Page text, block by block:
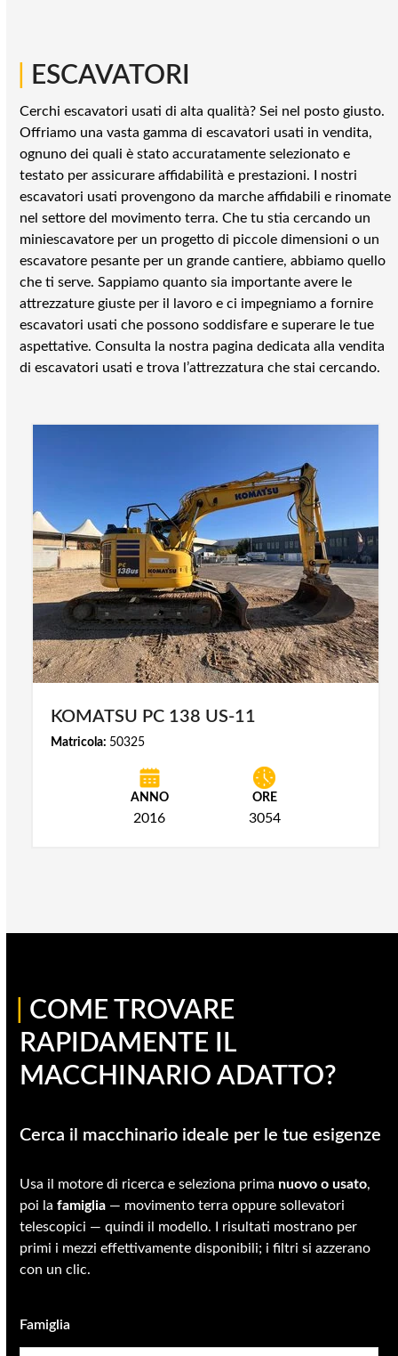
ESCAVATORI
Cerchi escavatori usati di alta qualità? Sei nel posto giusto.
Offriamo una vasta gamma di escavatori usati in vendita,
ognuno dei quali è stato accuratamente selezionato e
testato per assicurare affidabilità e prestazioni. I nostri
escavatori usati provengono da marche affidabili e rinomate
nel settore del movimento terra. Che tu stia cercando un
miniescavatore per un progetto di piccole dimensioni o un
escavatore pesante per un grande cantiere, abbiamo quello
che ti serve. Sappiamo quanto sia importante avere le
attrezzature giuste per il lavoro e ci impegniamo a fornire
escavatori usati che possono soddisfare e superare le tue
aspettative. Consulta la nostra pagina dedicata alla vendita
di escavatori usati e trova l’attrezzatura che stai cercando.
KOMATSU PC 138 US-11
Matricola: 50325
ANNO
2016
ORE
3054
COME TROVARE
RAPIDAMENTE IL
MACCHINARIO ADATTO?
Cerca il macchinario ideale per le tue esigenze
Usa il motore di ricerca e seleziona prima nuovo o usato,
poi lafamiglia — movimento terra oppure sollevatori
telescopici — quindi il modello. I risultati mostrano per
primi i mezzi effettivamente disponibili; i filtri si azzerano
con un clic.
Famiglia